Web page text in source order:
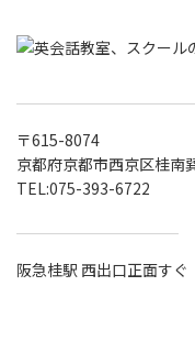
〒615-8074
京都府京都市西京区桂南
TEL:075-393-6722
阪急桂駅 西出口正面すぐ